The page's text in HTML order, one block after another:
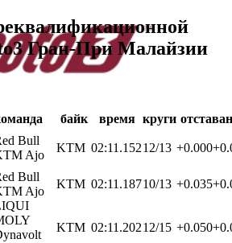
Гран-При Малайзии
байк время круги
Bull
Ajo
KTM 02:11.15212/13 +0.000
Bull
Ajo
KTM 02:11.18710/13 +0.035
KTM 02:11.20212/15 +0.050